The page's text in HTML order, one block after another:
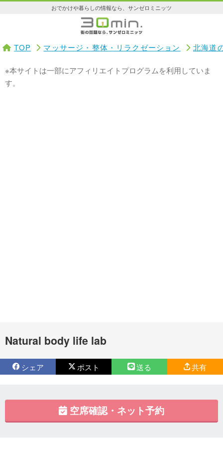
おでかけや暮らしの情報なら、サンゼロミニッツ
TOP マッサージ・整体・リラクゼーション 北海道
※本サイトは一部にアフィリエイトプログラムを利用していま
す。
Natural body life lab
シェア ポスト 送る 共有
空席確認・ネット予約